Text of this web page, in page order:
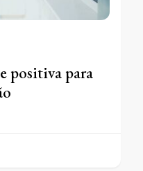
positiva para